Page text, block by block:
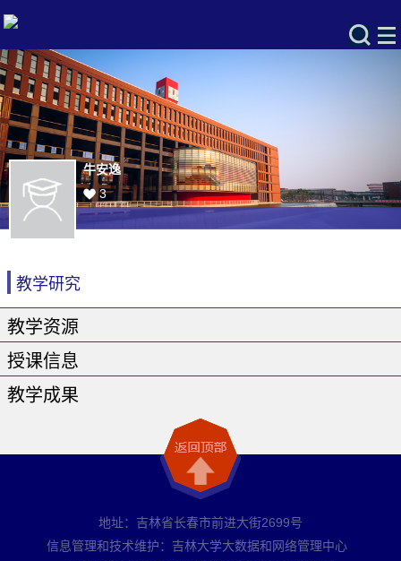
牛安逸
3
教学研究
教学资源
授课信息
教学成果
地址：吉林省长春市前进大街2699号
信息管理和技术维护：吉林大学大数据和网络管理中心